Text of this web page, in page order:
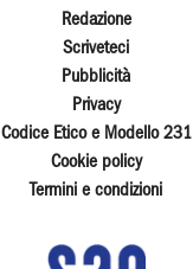
Redazione
Scriveteci
Pubblicità
Privacy
Codice Etico e Modello 231
Cookie policy
Termini e condizioni